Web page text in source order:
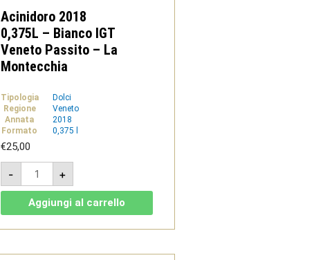
Acinidoro 2018
0,375L – Bianco IGT
Veneto Passito – La
Montecchia
Tipologia
Dolci
Regione
Veneto
Annata
2018
Formato
0,375 l
€25,00
-
Acinidoro
2018
0,375L
Bianco
IGT
Veneto
+
Aggiungi al carrello